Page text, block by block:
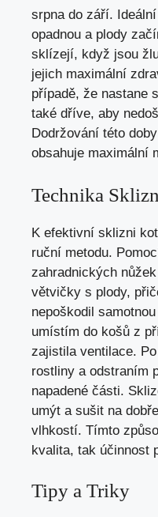
srpna do září.
opadnou a plody
sklízejí, když jsou
jejich maximální
případě, že nastane
také dříve, aby
Dodržování této
obsahuje maximální
Technika
K efektivní sklizni
ruční metodu.
zahradnických
větvičky s plody,
nepoškodil
umístím do košů z
zajistila ventilace.
rostliny a odstraním
napadené části.
umýt a sušit na
vlhkostí. Tímto
kvalita, tak účinnost
Tipy a Triky